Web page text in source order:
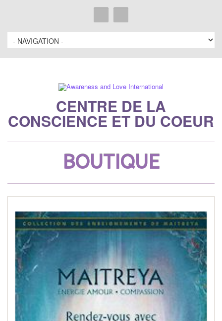
CENTRE DE LA
CONSCIENCE ET DU COEUR
BOUTIQUE